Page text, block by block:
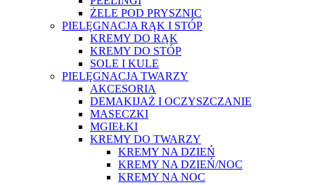
ŻELE POD PRYSZNIC
PIELĘGNACJA RĄK I STÓP
KREMY DO RĄK
KREMY DO STÓP
SOLE I KULE
PIELĘGNACJA TWARZY
AKCESORIA
DEMAKIJAŻ I OCZYSZCZANIE
MASECZKI
MGIEŁKI
KREMY DO TWARZY
KREMY NA DZIEŃ
KREMY NA DZIEŃ/NOC
KREMY NA NOC